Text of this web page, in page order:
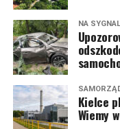
NA
Kielce
Wiemy